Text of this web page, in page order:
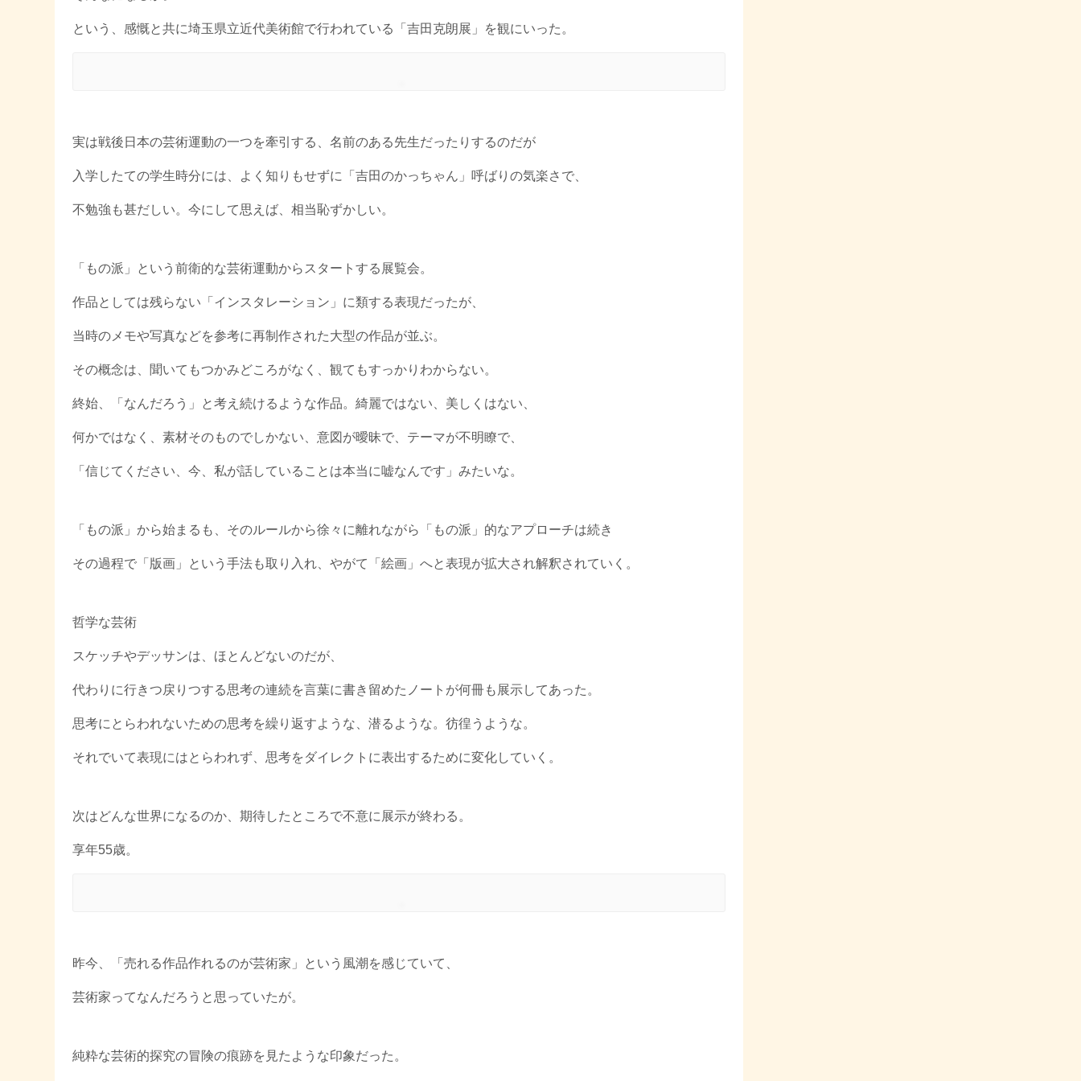
という、感慨と共に埼玉県立近代美術館で行われている「吉田克朗展」を観にいった。
実は戦後日本の芸術運動の一つを牽引する、名前のある先生だったりするのだが
入学したての学生時分には、よく知りもせずに「吉田のかっちゃん」呼ばりの気楽さで、
不勉強も甚だしい。今にして思えば、相当恥ずかしい。
「もの派」という前衛的な芸術運動からスタートする展覧会。
作品としては残らない「インスタレーション」に類する表現だったが、
当時のメモや写真などを参考に再制作された大型の作品が並ぶ。
その概念は、聞いてもつかみどころがなく、観てもすっかりわからない。
終始、「なんだろう」と考え続けるような作品。綺麗ではない、美しくはない、
何かではなく、素材そのものでしかない、意図が曖昧で、テーマが不明瞭で、
「信じてください、今、私が話していることは本当に嘘なんです」みたいな。
「もの派」から始まるも、そのルールから徐々に離れながら「もの派」的なアプローチは続き
その過程で「版画」という手法も取り入れ、やがて「絵画」へと表現が拡大され解釈されていく。
哲学な芸術
スケッチやデッサンは、ほとんどないのだが、
代わりに行きつ戻りつする思考の連続を言葉に書き留めたノートが何冊も展示してあった。
思考にとらわれないための思考を繰り返すような、潜るような。彷徨うような。
それでいて表現にはとらわれず、思考をダイレクトに表出するために変化していく。
次はどんな世界になるのか、期待したところで不意に展示が終わる。
享年55歳。
昨今、「売れる作品作れるのが芸術家」という風潮を感じていて、
芸術家ってなんだろうと思っていたが。
純粋な芸術的探究の冒険の痕跡を見たような印象だった。